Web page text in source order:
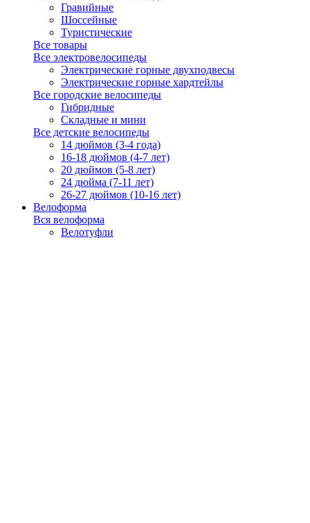
Гравийные
Шоссейные
Туристические
Все товары
Все электровелосипеды
Электрические горные двухподвесы
Электрические горные хардтейлы
Все городские велосипеды
Гибридные
Складные и мини
Все детские велосипеды
14 дюймов (3-4 года)
16-18 дюймов (4-7 лет)
20 дюймов (5-8 лет)
24 дюйма (7-11 лет)
26-27 дюймов (10-16 лет)
Велоформа
Вся велоформа
Велотуфли